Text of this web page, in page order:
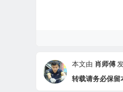
本文由 肖师傅
转载请务必保留